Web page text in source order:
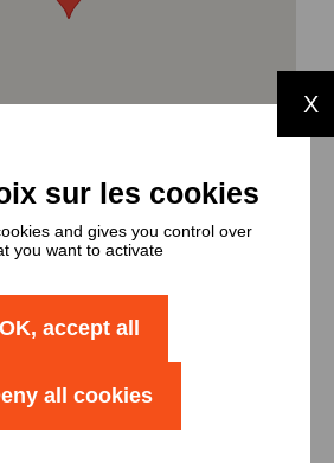
et
de
X
and gives you control over
you want to activate
OK, accept all
all cookies